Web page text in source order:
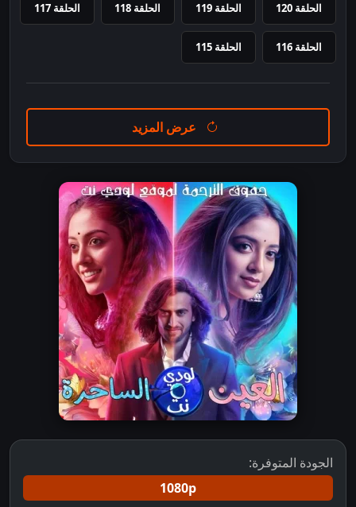
الحلقة 120 الحلقة 119 الحلقة 118 الحلقة 117
الحلقة 116 الحلقة 115
عرض المزيد
الجودة المتوفرة:
1080p